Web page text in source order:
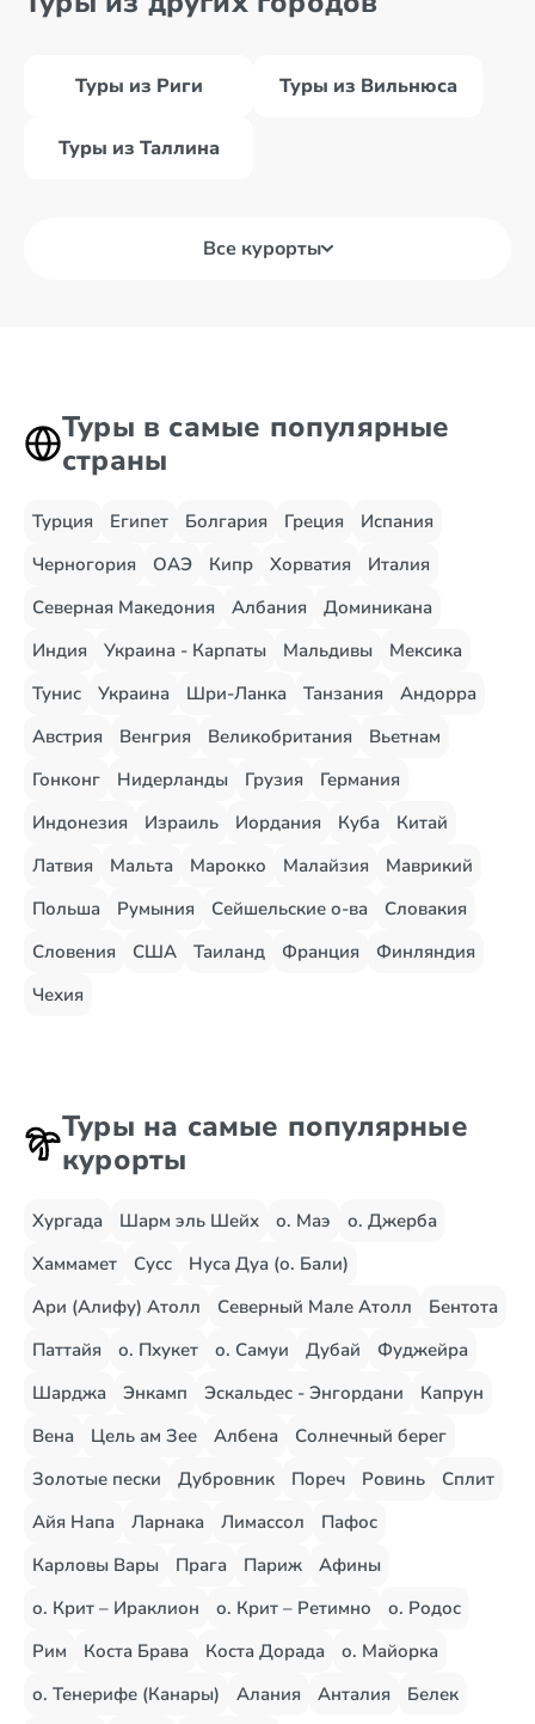
Туры из Риги Туры из Вильнюса
Туры из Таллина
Все курорты
Туры в самые популярные
страны
Турция Египет Болгария Греция
Испания
Черногория
ОАЭ Кипр Хорватия
Италия
Северная Македония
Албания
Доминикана
Индия
Украина - Карпаты Мальдивы
Мексика
Тунис
Украина Шри-Ланка Танзания
Андорра
Австрия
Венгрия Великобритания
Вьетнам
Гонконг
Нидерланды Грузия
Германия
Индонезия
Израиль Иордания Куба
Китай
Латвия
Мальта Марокко Малайзия
Маврикий
Польша
Румыния Сейшельские о-ва
Словакия
Словения
США Таиланд Франция
Финляндия
Чехия
Туры на самые популярные
курорты
Хургада Шарм эль Шейх о. Маэ
о. Джерба
Хаммамет
Сусс
Нуса Дуа (о. Бали)
Ари (Алифу) Атолл
Северный Мале Атолл
Бентота
Паттайя
о. Пхукет о. Самуи Дубай
Фуджейра
Шарджа
Энкамп Эскальдес - Энгордани
Капрун
Вена
Цель ам Зее Албена
Солнечный берег
Золотые пески
Дубровник Пореч Ровинь
Сплит
Айя Напа
Ларнака Лимассол
Пафос
Карловы Вары
Прага Париж
Афины
о. Крит – Ираклион
о. Крит – Ретимно
о. Родос
Рим
Коста Брава Коста Дорада
о. Майорка
о. Тенерифе (Канары)
Алания Анталия
Белек